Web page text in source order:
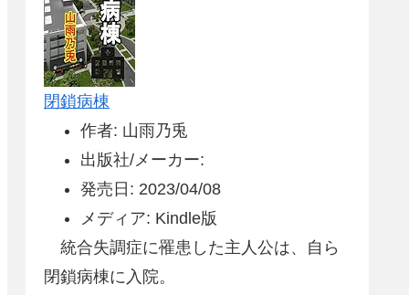
閉鎖病棟
作者: 山雨乃兎
出版社/メーカー:
発売日: 2023/04/08
メディア: Kindle版
統合失調症に罹患した主人公は、自ら
閉鎖病棟に入院。